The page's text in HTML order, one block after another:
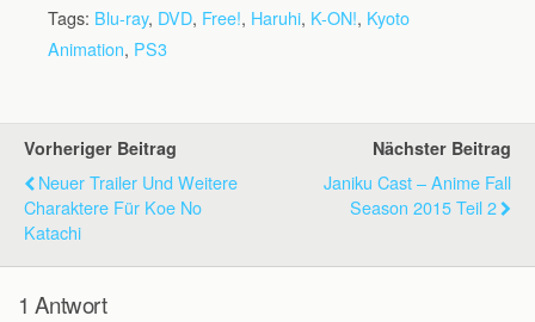
Tags: Blu-ray, DVD, Free!, Haruhi, K-ON!, Kyoto
Animation, PS3
Vorheriger Beitrag
Neuer Trailer Und Weitere
Charaktere Für Koe No
Katachi
Nächster Beitrag
Janiku Cast – Anime Fall
Season 2015 Teil 2
1 Antwort